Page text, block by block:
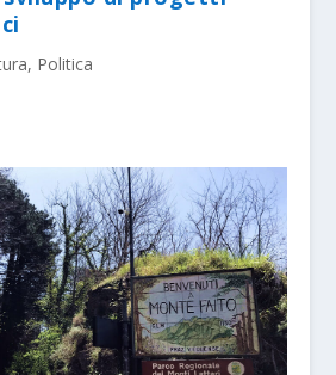
, Politica